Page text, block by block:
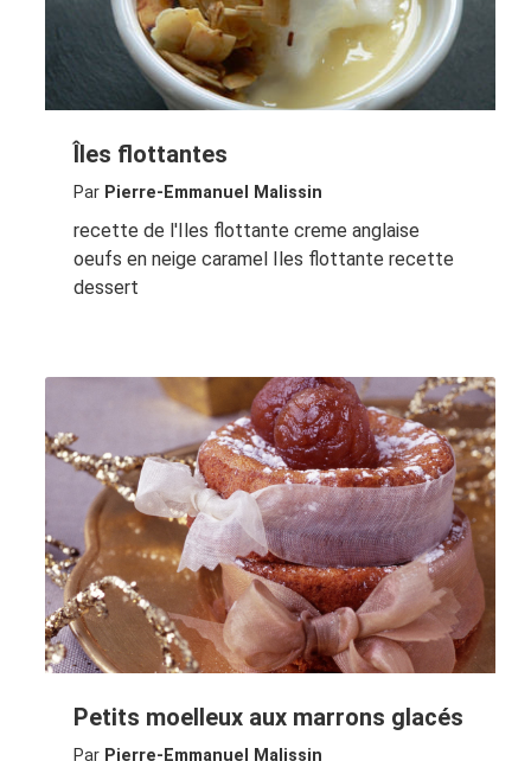
Îles flottantes
Par Pierre-Emmanuel Malissin
recette de l'Iles flottante creme anglaise
oeufs en neige caramel Iles flottante recette
dessert
Petits moelleux aux marrons glacés
Par Pierre-Emmanuel Malissin